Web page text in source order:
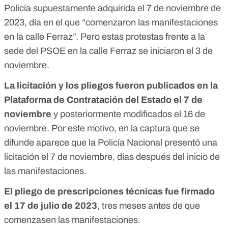
Policía supuestamente adquirida el 7 de noviembre de
2023, día en el que “comenzaron las manifestaciones
en la calle Ferraz”. Pero estas protestas frente a la
sede del PSOE en la calle Ferraz se iniciaron el 3 de
noviembre.
La licitación y los pliegos fueron publicados en la
Plataforma de Contratación del Estado el 7 de
noviembre y posteriormente modificados el 16 de
noviembre. Por este motivo, en la captura que se
difunde aparece que la Policía Nacional presentó una
licitación el 7 de noviembre, días después del inicio de
las manifestaciones.
El pliego de prescripciones técnicas fue firmado
el 17 de julio de 2023, tres meses antes de que
comenzasen las manifestaciones.